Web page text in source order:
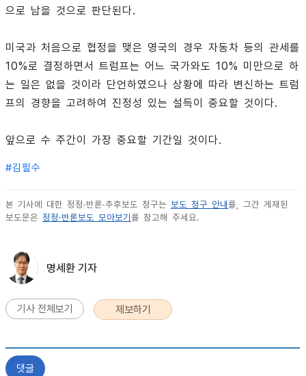
으로 남을 것으로 판단된다.
미국과 처음으로 협정을 맺은 영국의 경우 자동차 등의 관세를
10%로 결정하면서 트럼프는 어느 국가와도 10% 미만으로 하
는 일은 없을 것이라 단언하였으나 상황에 따라 변신하는 트럼
프의 경향을 고려하여 진정성 있는 설득이 중요할 것이다.
앞으로 수 주간이 가장 중요할 기간일 것이다.
#김필수
본 기사에 대한 정정·반론·추후보도 청구는 보도 청구 안내 를, 그간 게재된
보도문은 정정·반론보도 모아보기 를 참고해 주세요.
명세환 기자
기사 전체보기 제보하기
댓글